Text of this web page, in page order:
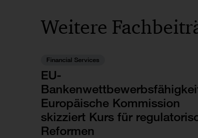
Weitere
Financial Services
EU-
Europäische Kommission
skizziert Kurs für
Reformen